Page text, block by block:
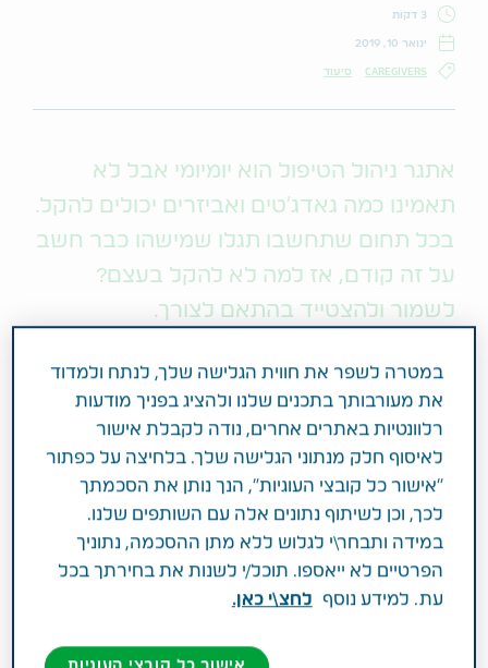
3 דקות
ינואר 10, 2019
CAREGIVERS סיעוד
אתגר ניהול הטיפול הוא יומיומי אבל לא
תאמינו כמה גאדג'טים ואביזרים יכולים להקל.
בכל תחום שתחשבו תגלו שמישהו כבר חשב
על זה קודם, אז למה לא להקל בעצם?
לשמור ולהצטייד בהתאם לצורך.
בחיי היומיום אנחנו נוטים לחפש אתהדרכים להקל על
המשימה, לכן גאדג'טים ואביזרים משמשים אותנו
במטבח, בשעות הפנאי, ברכב ואיפה לא? גם בניהול
הטיפול, תאמינו או לא. החוכמה היא לשים לב אליהם
ובתמורה הם בהחלט יקלו על השגרה והדאגה. אם לא
חשבתם על זה קודם, יצאנו לבדוק את הנושא וחזרנו עם
סט רעיונות לגאדג'טים ואביזרים שיקלו על השגרה.
למצוא משענת
הקרגיבר הוא משענת אבל אין צורך לקחת את זה
במטרה לשפר את חווית הגלישה שלך, לנתח ולמדוד
את מעורבותך בתכנים שלנו ולהציג בפניך מודעות
רלוונטיות באתרים אחרים, נודה לקבלת אישור
לאיסוף חלק מנתוני הגלישה שלך. בלחיצה על כפתור
"אישור כל קובצי העוגיות", הנך נותן את הסכמתך
לכך, וכן לשיתוף נתונים אלה עם השותפים שלנו.
במידה ותבחר\י לגלוש ללא מתן ההסכמה, נתוניך
הפרטיים לא ייאספו. תוכל/י לשנות את בחירתך בכל
עת. למידע נוסף
לחצ\י כאן.